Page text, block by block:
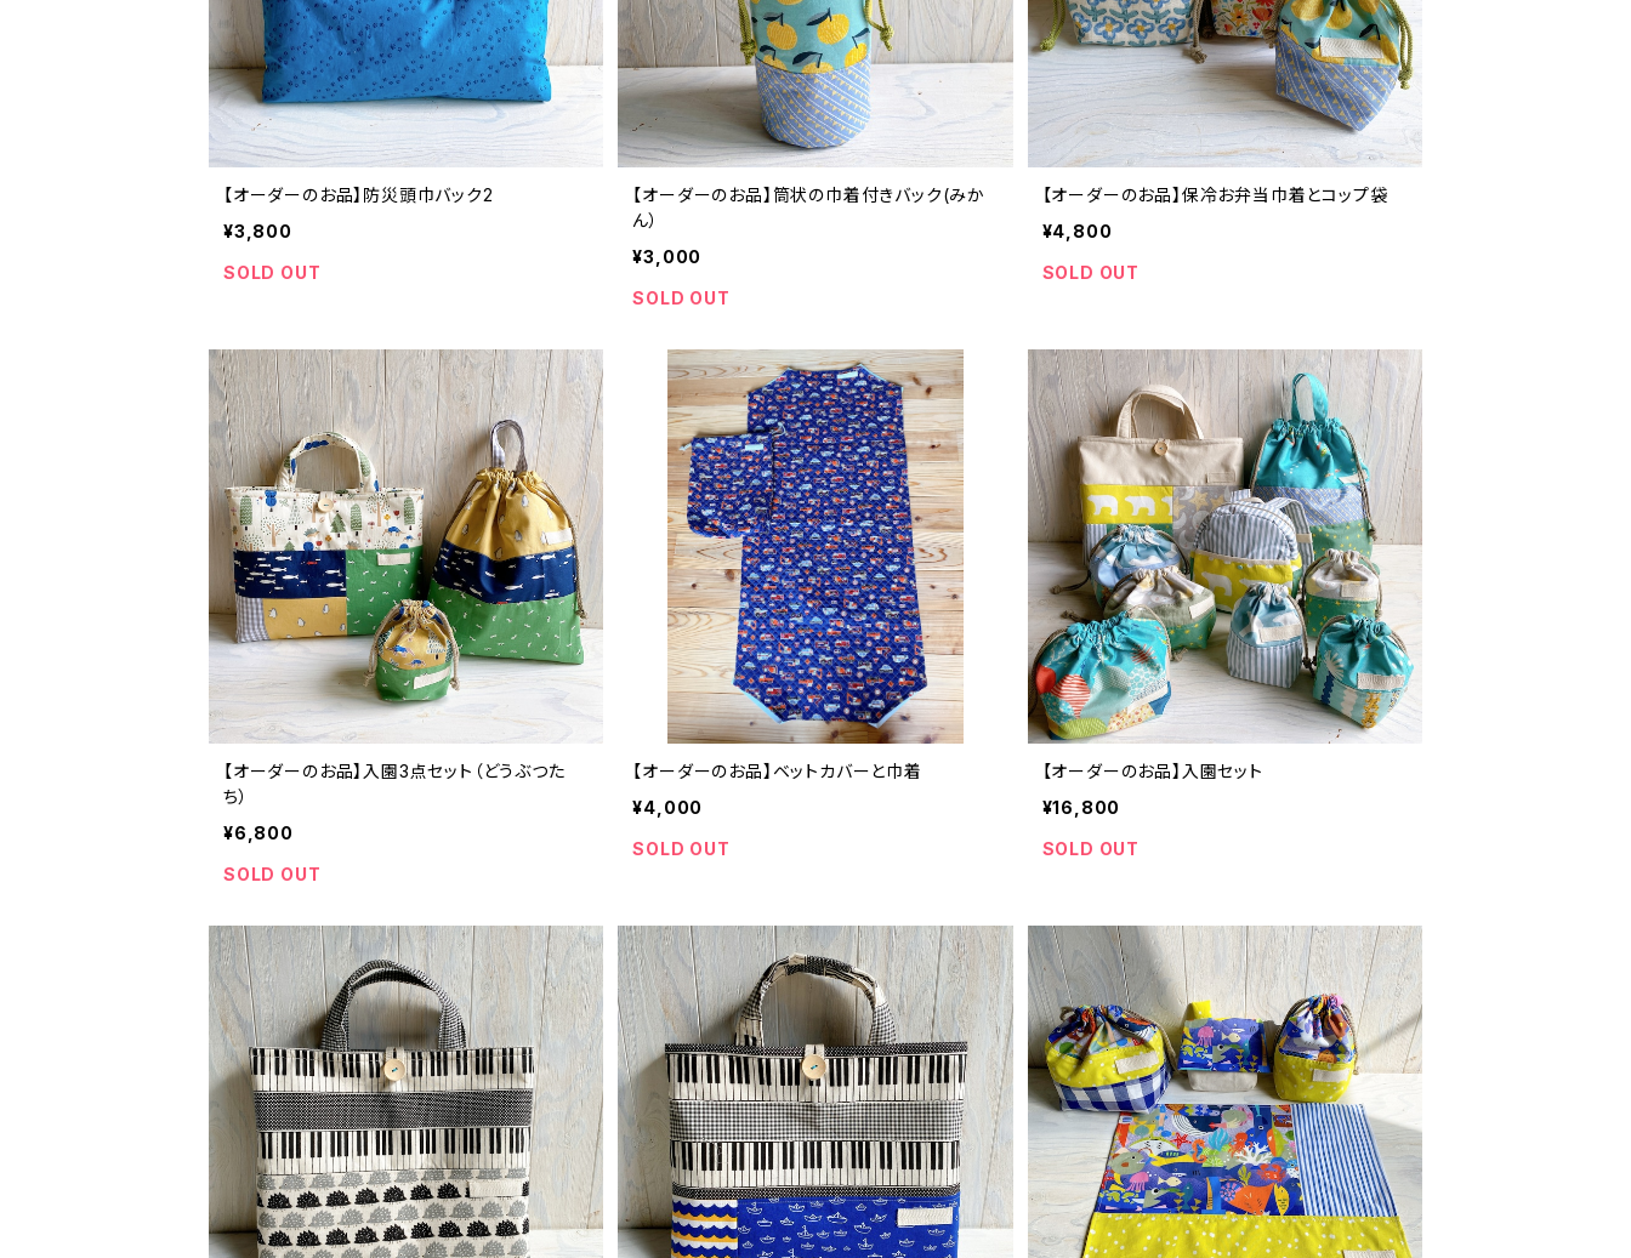
【オーダーのお品】防災頭巾バック2
¥3,800
SOLD OUT
【オーダーのお品】筒状の巾着付きバック(みか
ん）
¥3,000
SOLD OUT
【オーダーのお品】保冷お弁当巾着とコップ袋
¥4,800
SOLD OUT
【オーダーのお品】入園3点セット（どうぶつた
ち）
¥6,800
SOLD OUT
【オーダーのお品】ベットカバーと巾着
¥4,000
SOLD OUT
【オーダーのお品】入園セット
¥16,800
SOLD OUT